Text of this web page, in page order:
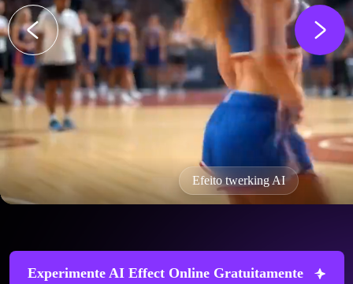
Efeito twerking AI
Experimente AI Effect Online Gratuitamente